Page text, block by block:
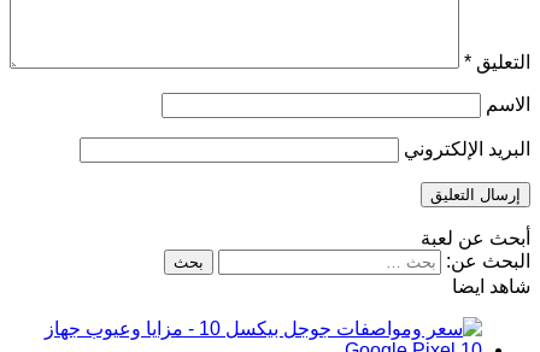
التعليق *
الاسم
البريد الإلكتروني
أبحث عن لعبة
البحث عن:
شاهد ايضا